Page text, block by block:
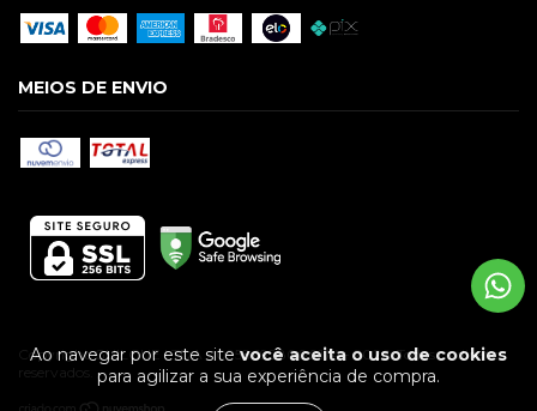
Ao navegar por este sitevocê aceita o uso de cookies
para agilizar a sua experiência de compra.
MEIOS DE ENVIO
Copyright GUILGUE LTDA - 09586928000174 - 2026. Todos os direitos
reservados.